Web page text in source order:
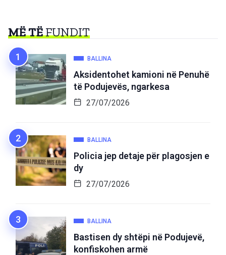
MË TËFUNDIT
BALLINA
Aksidentohet kamioni në Penuhë
të Podujevës, ngarkesa
27/07/2026
BALLINA
Policia jep detaje për plagosjen e
dy
27/07/2026
BALLINA
Bastisen dy shtëpi në Podujevë,
konfiskohen armë